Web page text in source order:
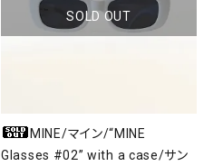
SOLD OUT
MINE/マイン/“MINE
Glasses #02” with a case/サン